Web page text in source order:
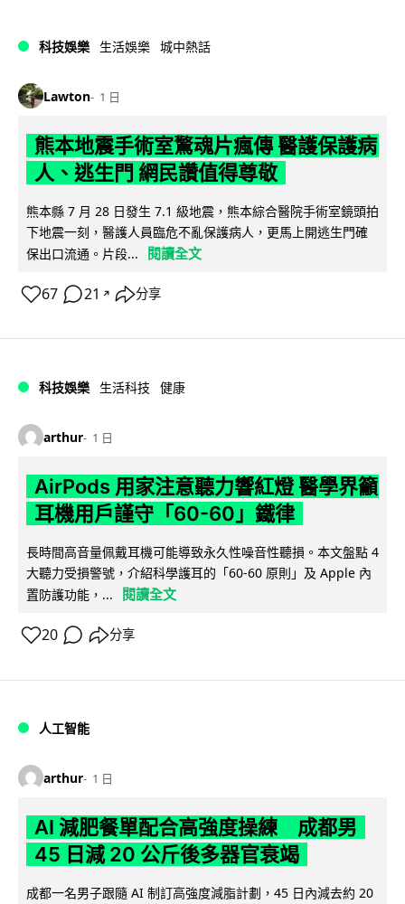
科技娛樂 生活娛樂 城中熱話
Lawton 1 日
熊本地震手術室驚魂片瘋傳 醫護保護病
人、逃生門 網民讚值得尊敬
熊本縣 7 月 28 日發生 7.1 級地震，熊本綜合醫院手術室鏡頭拍
下地震一刻，醫護人員臨危不亂保護病人，更馬上開逃生門確
保出口流通。片段...
閱讀全文
67 21 ↗ 分享
科技娛樂 生活科技 健康
arthur 1 日
AirPods 用家注意聽力響紅燈 醫學界籲
耳機用戶謹守「60-60」鐵律
長時間高音量佩戴耳機可能導致永久性噪音性聽損。本文盤點 4
大聽力受損警號，介紹科學護耳的「60-60 原則」及 Apple 內
置防護功能，...
閱讀全文
20 分享
人工智能
arthur 1 日
AI 減肥餐單配合高強度操練 成都男
45 日減 20 公斤後多器官衰竭
成都一名男子跟隨 AI 制訂高強度減脂計劃，45 日內減去約 20